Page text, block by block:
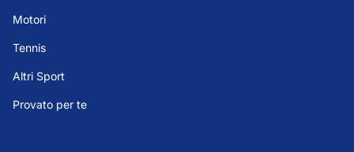
Motori
Tennis
Altri Sport
Provato per te